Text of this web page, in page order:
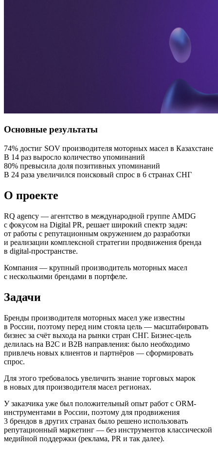
Основные результаты
74% достиг SOV производителя моторных масел в Казахстане
В 14 раз выросло количество упоминаний
80% превысила доля позитивных упоминаний
В 24 раза увеличился поисковый спрос в 6 странах СНГ
О проекте
RQ agency — агентство в международной группе AMDG
с фокусом на Digital PR, решает широкий спектр задач:
от работы с репутационным окружением до разработки
и реализации комплексной стратегии продвижения бренда
в digital-пространстве.
Компания — крупный производитель моторных масел
с несколькими брендами в портфеле.
Задачи
Бренды производителя моторных масел уже известны
в России, поэтому перед ним стояла цель — масштабировать
бизнес за счёт выхода на рынки стран СНГ. Бизнес-цель
делилась на B2C и B2B направления: было необходимо
привлечь новых клиентов и партнёров — сформировать
спрос.
Для этого требовалось увеличить знание торговых марок
в новых для производителя масел регионах.
У заказчика уже был положительный опыт работ с ORM-
инструментами в России, поэтому для продвижения
3 брендов в других странах было решено использовать
репутационный маркетинг — без инструментов классической
медийной поддержки (реклама, PR и так далее).